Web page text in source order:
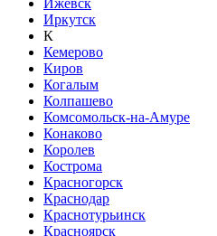
Иркутск
К
Кемерово
Киров
Когалым
Колпашево
Комсомольск-на-Амуре
Конаково
Королев
Кострома
Красногорск
Краснодар
Краснотурьинск
Красноярск